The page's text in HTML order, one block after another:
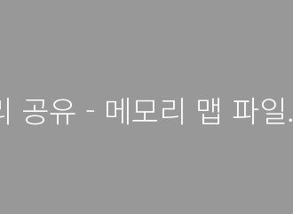
공유 - 메모리 맵 파일.